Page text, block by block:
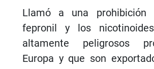
Llamó a una prohibición
fepronil y los
altamente peligrosos
Europa y que son